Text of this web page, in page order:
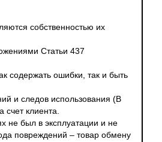
собственностью их
Статьи 437
содержать ошибки, так и быть
и следов использования (В
счет клиента.
не был в эксплуатации и не
повреждений – товар обмену